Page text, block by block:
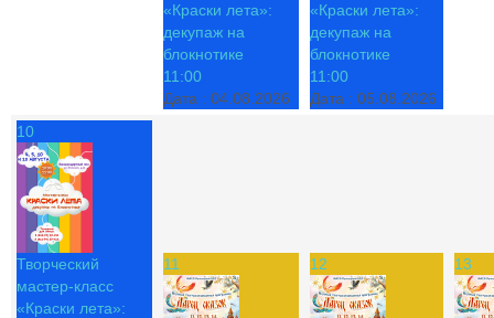
«Краски лета»:
декупаж на
блокнотике
11:00
Дата : 04.08.2026
«Краски лета»:
декупаж на
блокнотике
11:00
Дата : 05.08.2026
10
Творческий
мастер-класс
«Краски лета»:
11 12 13